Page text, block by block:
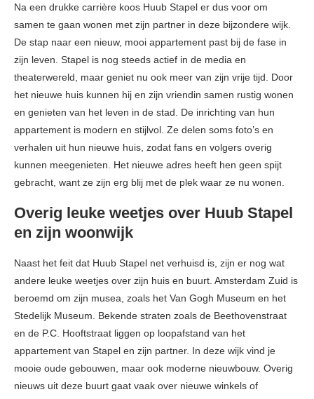
Na een drukke carrière koos Huub Stapel er dus voor om
samen te gaan wonen met zijn partner in deze bijzondere wijk.
De stap naar een nieuw, mooi appartement past bij de fase in
zijn leven. Stapel is nog steeds actief in de media en
theaterwereld, maar geniet nu ook meer van zijn vrije tijd. Door
het nieuwe huis kunnen hij en zijn vriendin samen rustig wonen
en genieten van het leven in de stad. De inrichting van hun
appartement is modern en stijlvol. Ze delen soms foto’s en
verhalen uit hun nieuwe huis, zodat fans en volgers overig
kunnen meegenieten. Het nieuwe adres heeft hen geen spijt
gebracht, want ze zijn erg blij met de plek waar ze nu wonen.
Overig leuke weetjes over Huub Stapel
en zijn woonwijk
Naast het feit dat Huub Stapel net verhuisd is, zijn er nog wat
andere leuke weetjes over zijn huis en buurt. Amsterdam Zuid is
beroemd om zijn musea, zoals het Van Gogh Museum en het
Stedelijk Museum. Bekende straten zoals de Beethovenstraat
en de P.C. Hooftstraat liggen op loopafstand van het
appartement van Stapel en zijn partner. In deze wijk vind je
mooie oude gebouwen, maar ook moderne nieuwbouw. Overig
nieuws uit deze buurt gaat vaak over nieuwe winkels of